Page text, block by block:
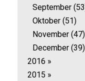
September
Oktober (51)
November (47)
December (39)
2016 »
2015 »